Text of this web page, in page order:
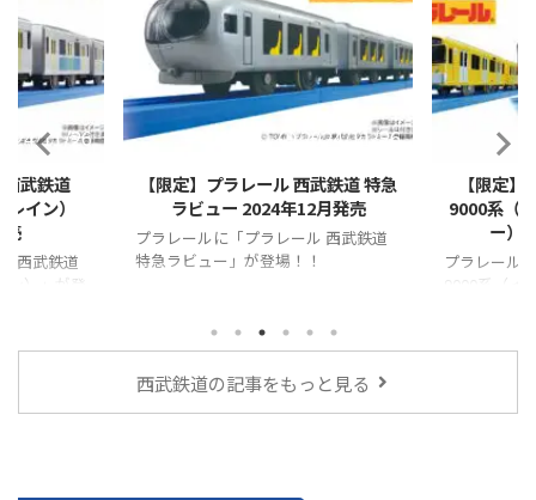
11/26
武鉄道
イン）
売
西武鉄道
ン）」が登
2024/11/26
【限定】プラレール 西武鉄道 特急
ラビュー 2024年12月発売
プラレールに「プラレール 西武鉄道
特急ラビュー」が登場！！
【限定
9000系（
ー）
プラレール
9000系（
西武鉄道の記事をもっと見る